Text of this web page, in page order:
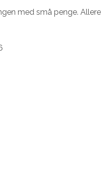
med små penge.